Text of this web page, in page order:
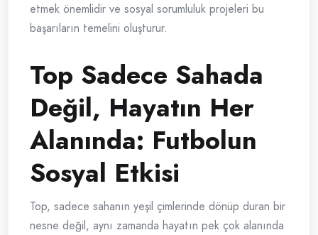
etmek önemlidir ve sosyal sorumluluk projeleri bu
başarıların temelini oluşturur.
Top Sadece Sahada
Değil, Hayatın Her
Alanında: Futbolun
Sosyal Etkisi
Top, sadece sahanın yeşil çimlerinde dönüp duran bir
nesne değil, aynı zamanda hayatın pek çok alanında